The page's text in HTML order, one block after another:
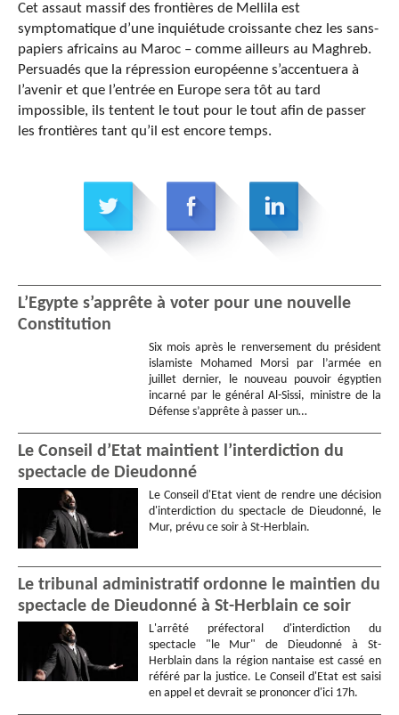
Cet assaut massif des frontières de Mellila est
symptomatique d’une inquiétude croissante chez les sans-
papiers africains au Maroc – comme ailleurs au Maghreb.
Persuadés que la répression européenne s’accentuera à
l’avenir et que l’entrée en Europe sera tôt au tard
impossible, ils tentent le tout pour le tout afin de passer
les frontières tant qu’il est encore temps.
L’Egypte s’apprête à voter pour une nouvelle
Constitution
Six mois après le renversement du président
islamiste Mohamed Morsi par l’armée en
juillet dernier, le nouveau pouvoir égyptien
incarné par le général Al-Sissi, ministre de la
Défense s’apprête à passer un…
Le Conseil d’Etat maintient l’interdiction du
spectacle de Dieudonné
Le Conseil d'Etat vient de rendre une décision
d'interdiction du spectacle de Dieudonné, le
Mur, prévu ce soir à St-Herblain.
Le tribunal administratif ordonne le maintien du
spectacle de Dieudonné à St-Herblain ce soir
L'arrêté préfectoral d'interdiction du
spectacle "le Mur" de Dieudonné à St-
Herblain dans la région nantaise est cassé en
référé par la justice. Le Conseil d'Etat est saisi
en appel et devrait se prononcer d'ici 17h.